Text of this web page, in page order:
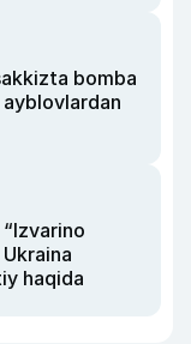
bomba
ayblovlardan
haqida